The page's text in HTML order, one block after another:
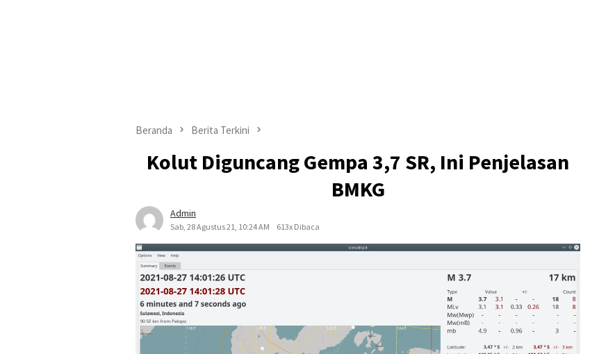
Beranda Berita Terkini
Kolut Diguncang Gempa 3,7 SR, Ini Penjelasan
BMKG
Admin
Sab, 28 Agustus 21, 10:24 AM 613x Dibaca